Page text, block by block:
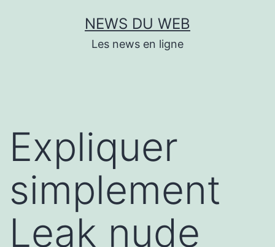
NEWS DU WEB
Les news en ligne
Expliquer
simplement
Leak nude